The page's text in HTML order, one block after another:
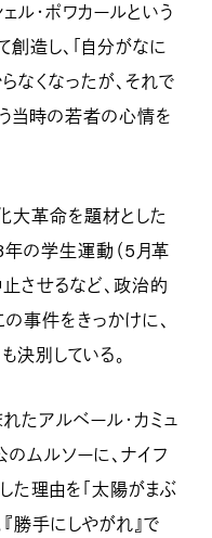
ル・ポワカールという
造し、「自分がなに
なくなったが、それで
当時の若者の心情を
大革命を題材とした
年の学生運動（5月革
させるなど、政治的
事件をきっかけに、
決別している。
たアルベール・カミュ
ムルソーに、ナイフ
た理由を「太陽がまぶ
勝手にしやがれ』で